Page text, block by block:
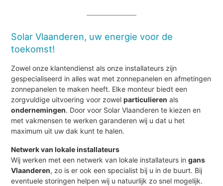
Solar Vlaanderen, uw energie voor de
toekomst!
Zowel onze klantendienst als onze installateurs zijn
gespecialiseerd in alles wat met zonnepanelen en afmetingen
zonnepanelen te maken heeft. Elke monteur biedt een
zorgvuldige uitvoering voor zowelparticulieren als
ondernemingen. Door voor Solar Vlaanderen te kiezen en
met vakmensen te werken garanderen wij u dat u het
maximum uit uw dak kunt te halen.
Netwerk van lokale installateurs
Wij werken met een netwerk van lokale installateurs ingans
Vlaanderen, zo is er ook een specialist bij u in de buurt. Bij
eventuele storingen helpen wij u natuurlijk zo snel mogelijk.